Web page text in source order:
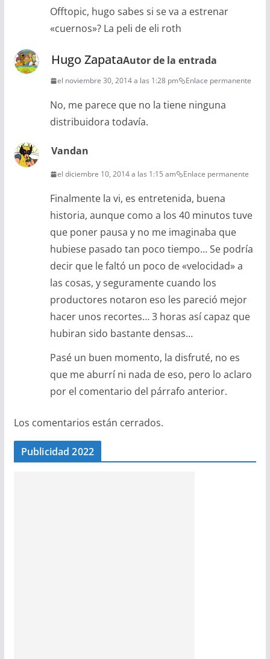
Offtopic, hugo sabes si se va a estrenar
«cuernos»? La peli de eli roth
Hugo ZapataAutor de la entrada
el noviembre 30, 2014 a las 1:28 pm Enlace permanente
No, me parece que no la tiene ninguna
distribuidora todavía.
Vandan
el diciembre 10, 2014 a las 1:15 am Enlace permanente
Finalmente la vi, es entretenida, buena
historia, aunque como a los 40 minutos tuve
que poner pausa y no me imaginaba que
hubiese pasado tan poco tiempo… Se podría
decir que le faltó un poco de «velocidad» a
las cosas, y seguramente cuando los
productores notaron eso les pareció mejor
hacer unos recortes… 3 horas así capaz que
hubiran sido bastante densas…
Pasé un buen momento, la disfruté, no es
que me aburrí ni nada de eso, pero lo aclaro
por el comentario del párrafo anterior.
Los comentarios están cerrados.
Publicidad 2022